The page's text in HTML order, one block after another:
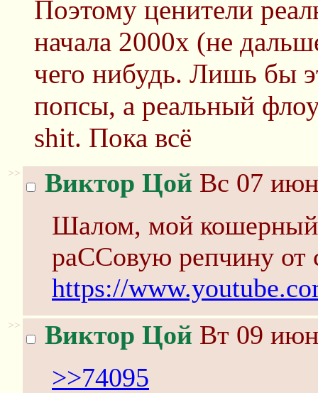
Поэтому ценители
начала 2000х (не
чего нибудь. Лишь бы
попсы, а реальный
shit. Пока всё
>> Виктор Цой Вс 07
Шалом, мой кошерный
раССовую репчину от
https://
>> Виктор Цой Вт 09
>>74095